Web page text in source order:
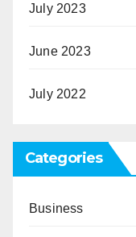
July 2023
June 2023
July 2022
Categories
Business